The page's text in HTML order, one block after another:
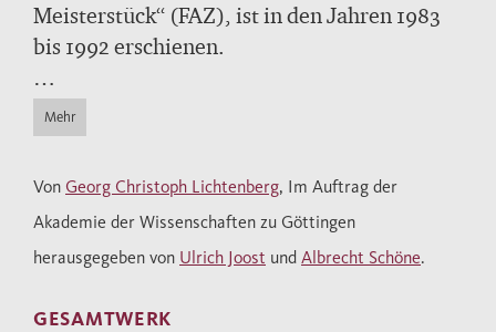
Meisterstück“ (FAZ), ist in den Jahren 1983
bis 1992 erschienen.
"Ein Prachtstück von Edition, ein
Wunderwerk an Recherche und Auskunft."
Mehr
Von Georg Christoph Lichtenberg, Im Auftrag der
Akademie der Wissenschaften zu Göttingen
herausgegeben von Ulrich Joost und Albrecht Schöne.
GESAMTWERK